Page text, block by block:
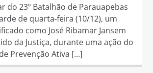
do 23º Batalhão de Parauapebas
de quarta-feira (10/12), um
como José Ribamar Jansem
da Justiça, durante uma ação do
Prevenção Ativa […]